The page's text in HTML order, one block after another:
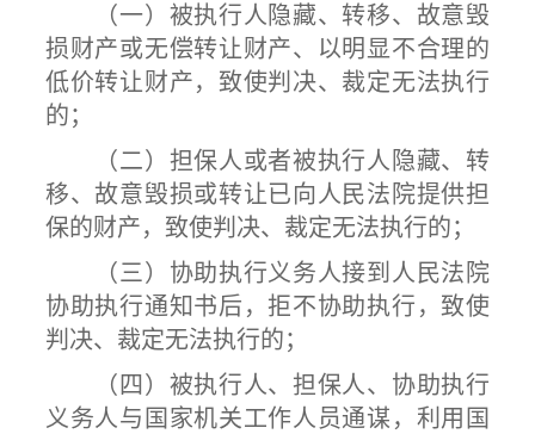
（一）被执行人隐藏、转移、故意毁
损财产或无偿转让财产、以明显不合理的
低价转让财产，致使判决、裁定无法执行
的；
（二）担保人或者被执行人隐藏、转
移、故意毁损或转让已向人民法院提供担
保的财产，致使判决、裁定无法执行的；
（三）协助执行义务人接到人民法院
协助执行通知书后，拒不协助执行，致使
判决、裁定无法执行的；
（四）被执行人、担保人、协助执行
义务人与国家机关工作人员通谋，利用国